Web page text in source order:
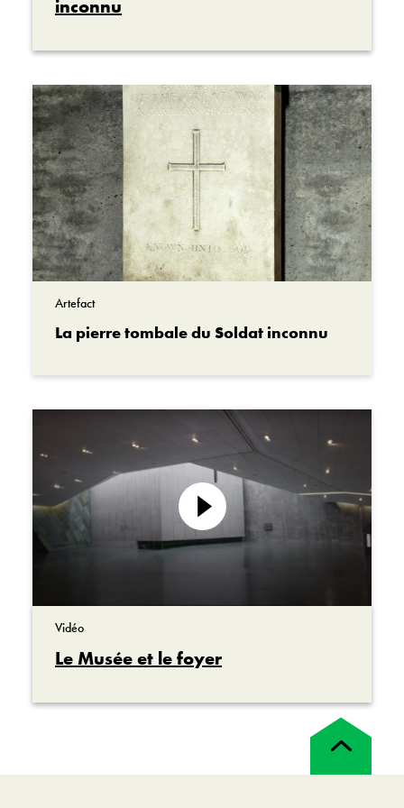
cet espace est tranquille et sobrement épuré.
Les murs sont lisses, droits et carrés. Le motif
rectangulaire sur ces murs nous rappelle les
rangées de pierres tombales blanches qui
marquent les tombes des Canadiens enterrés
à l’étranger.
Cela nous ramène au point de mire de cette
salle, le un seul artefact qui y est présenté : la
pierre tombale du Soldat inconnu.
Canadiens ont été tués outre-mer et
enterrés sans être identifiés. En mai 2000, un
d’entre eux, qui reposait dans un cimetière de
la Première Guerre mondiale près de la crête
de Vimy, a été choisi pour être renvoyé au
Canada et placé dans une
tombe au Monument commémoratif de guerre
été remise au Musée canadien de la
guerre. Quand le Musée a ouvert ses
d’honneur dans cet espace, la salle du
inconnu
Artefact
La pierre tombale du Soldat inconnu
Lire
la
vidéo
Vidéo
Le Musée et le foyer
Retour
en